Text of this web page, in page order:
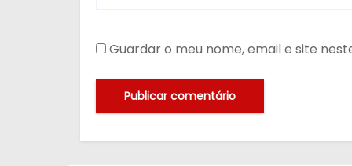
Guardar o meu nome, email e site